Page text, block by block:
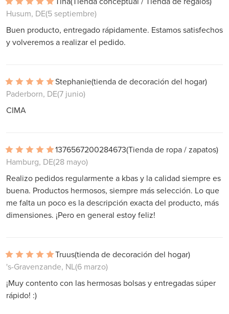
Husum, DE(5 septiembre)
Buen producto, entregado rápidamente. Estamos satisfechos
y volveremos a realizar el pedido.
Stephanie(tienda de decoración del hogar)
Paderborn, DE(7 junio)
CIMA
1376567200284673(Tienda de ropa / zapatos)
Hamburg, DE(28 mayo)
Realizo pedidos regularmente a kbas y la calidad siempre es
buena. Productos hermosos, siempre más selección. Lo que
me falta un poco es la descripción exacta del producto, más
dimensiones. ¡Pero en general estoy feliz!
Truus(tienda de decoración del hogar)
's-Gravenzande, NL(6 marzo)
¡Muy contento con las hermosas bolsas y entregadas súper
rápido! :)